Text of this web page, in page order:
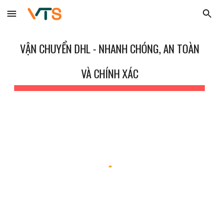
Skip to main content Skip to navigation
VẬN CHUYỂN DHL- NHANH CHÓNG, AN TOÀN
VÀ CHÍNH XÁC